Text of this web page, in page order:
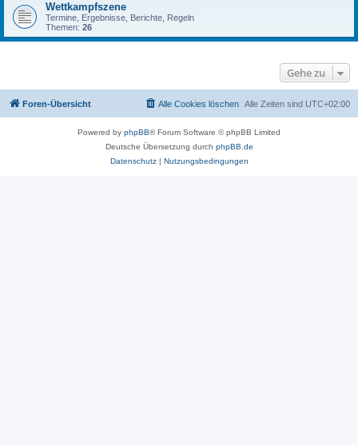
Wettkampfszene
Termine, Ergebnisse, Berichte, Regeln
Themen: 26
Gehe zu
Foren-Übersicht Alle Zeiten sind UTC+02:00
Alle Cookies löschen
Powered by phpBB® Forum Software © phpBB Limited
Deutsche Übersetzung durch phpBB.de
Datenschutz| Nutzungsbedingungen